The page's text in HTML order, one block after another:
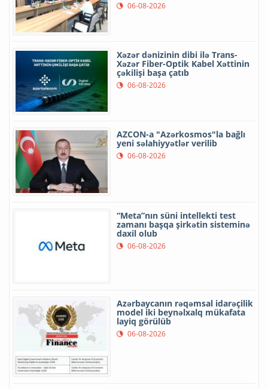
06-08-2026
Xəzər dənizinin dibi ilə Trans-
Xəzər Fiber-Optik Kabel Xəttinin
çəkilişi başa çatıb
06-08-2026
AZCON-a "Azərkosmos"la bağlı
yeni səlahiyyətlər verilib
06-08-2026
“Meta”nın süni intellekti test
zamanı başqa şirkətin sisteminə
daxil olub
06-08-2026
Azərbaycanın rəqəmsal idarəçilik
model iki beynəlxalq mükafata
layiq görülüb
06-08-2026